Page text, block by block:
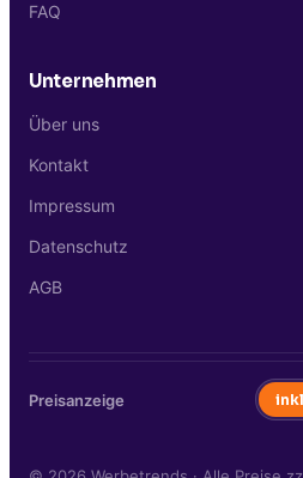
FAQ
Unternehmen
Über uns
Kontakt
Impressum
Datenschutz
AGB
Preisanzeige